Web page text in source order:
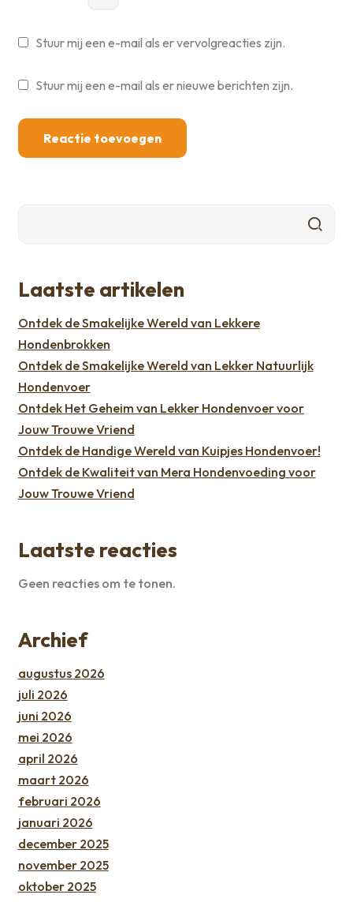
Stuur mij een e-mail als er vervolgreacties zijn.
Stuur mij een e-mail als er nieuwe berichten zijn.
Laatste artikelen
Ontdek de Smakelijke Wereld van Lekkere
Hondenbrokken
Ontdek de Smakelijke Wereld van Lekker Natuurlijk
Hondenvoer
Ontdek Het Geheim van Lekker Hondenvoer voor
Jouw Trouwe Vriend
Ontdek de Handige Wereld van Kuipjes Hondenvoer!
Ontdek de Kwaliteit van Mera Hondenvoeding voor
Jouw Trouwe Vriend
Laatste reacties
Geen reacties om te tonen.
Archief
augustus 2026
juli 2026
juni 2026
mei 2026
april 2026
maart 2026
februari 2026
januari 2026
december 2025
november 2025
oktober 2025